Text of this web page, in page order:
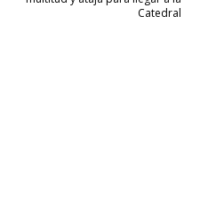
Catedral